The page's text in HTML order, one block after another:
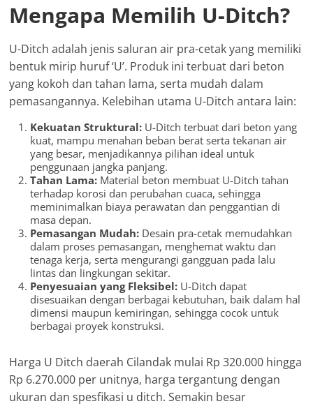
Mengapa Memilih U-Ditch?
U-Ditch adalah jenis saluran air pra-cetak yang memiliki
bentuk mirip huruf ‘U’. Produk ini terbuat dari beton
yang kokoh dan tahan lama, serta mudah dalam
pemasangannya. Kelebihan utama U-Ditch antara lain:
Kekuatan Struktural: U-Ditch terbuat dari beton yang
kuat, mampu menahan beban berat serta tekanan air
yang besar, menjadikannya pilihan ideal untuk
penggunaan jangka panjang.
Tahan Lama: Material beton membuat U-Ditch tahan
terhadap korosi dan perubahan cuaca, sehingga
meminimalkan biaya perawatan dan penggantian di
masa depan.
Pemasangan Mudah: Desain pra-cetak memudahkan
dalam proses pemasangan, menghemat waktu dan
tenaga kerja, serta mengurangi gangguan pada lalu
lintas dan lingkungan sekitar.
Penyesuaian yang Fleksibel: U-Ditch dapat
disesuaikan dengan berbagai kebutuhan, baik dalam hal
dimensi maupun kemiringan, sehingga cocok untuk
berbagai proyek konstruksi.
Harga U Ditch daerah Cilandak mulai Rp 320.000 hingga
Rp 6.270.000 per unitnya, harga tergantung dengan
ukuran dan spesfikasi u ditch. Semakin besar